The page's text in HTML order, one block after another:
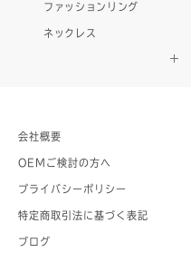
ファッションリング
ネックレス
会社概要
OEMご検討の方へ
プライバシーポリシー
特定商取引法に基づく表記
ブログ